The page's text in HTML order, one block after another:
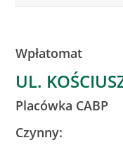
Wpłatomat
UL.
Placówka CABP
Czynny: